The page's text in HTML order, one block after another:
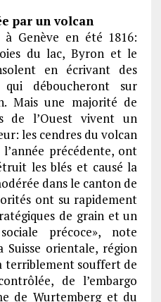
par un volcan
Genève en été 1816:
du lac, Byron et le
en écrivant des
déboucheront sur
Mais une majorité de
de l’Ouest vivent un
les cendres du volcan
précédente, ont
les blés et causé la
dans le canton de
ont su rapidement
de grain et un
précoce», note
Suisse orientale, région
terriblement souffert de
de l’embargo
de Wurtemberg et du